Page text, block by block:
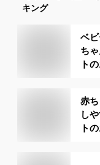
キング
ベ
ち
ト
赤
し
ト